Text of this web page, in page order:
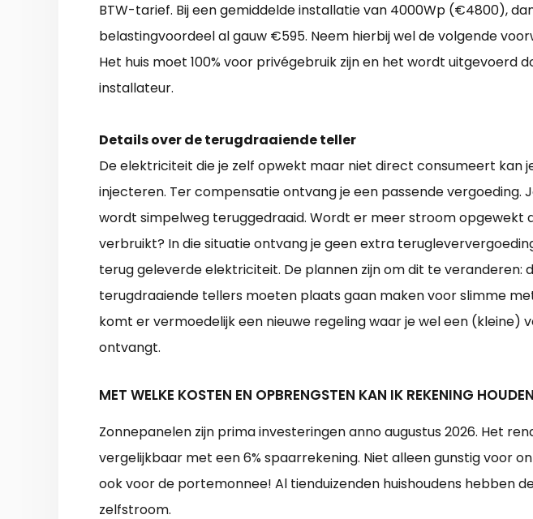
BTW-tarief. Bij een gemiddelde installatie van 4000Wp (€4800),
belastingvoordeel al gauw €595. Neem hierbij wel de volgende
Het huis moet 100% voor privégebruik zijn en het wordt uitgevoerd
installateur.
Details over de terugdraaiende teller
De elektriciteit die je zelf opwekt maar niet direct consumeert kan
injecteren. Ter compensatie ontvang je een passende vergoeding.
wordt simpelweg teruggedraaid. Wordt er meer stroom opgewekt
verbruikt? In die situatie ontvang je geen extra
terug geleverde elektriciteit. De plannen zijn om dit te veranderen:
terugdraaiende tellers moeten plaats gaan maken voor slimme
komt er vermoedelijk een nieuwe regeling waar je wel een (kleine)
ontvangt.
MET WELKE KOSTEN EN OPBRENGSTEN KAN IK REKENING
Zonnepanelen zijn prima investeringen anno augustus 2026. Het
vergelijkbaar met een 6% spaarrekening. Niet alleen gunstig voor
ook voor de portemonnee! Al tienduizenden huishoudens hebben
zelfstroom.